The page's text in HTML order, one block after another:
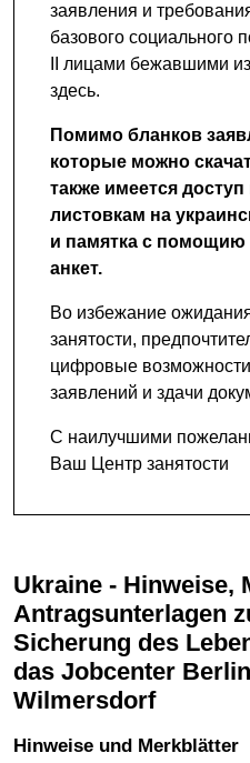
заявления и
базового социального
II лицами бежавшими
здесь.
Помимо бланков
которые можно
также имеется
листовкам на
и памятка с помощию
анкет.
Во избежание
занятости,
цифровые
заявлений и здачи
С наилучшими
Ваш Центр занятости
Ukraine - Hinweise, Merkblätter und
Antragsunterlagen
Sicherung des
das Jobcenter
Wilmersdorf
Hinweise und Merkblätter